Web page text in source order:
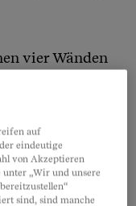
vier Wänden
dem Balkon
Mieter
dass Ihr
auf
eindeutige
von Akzeptieren
„Wir und unsere
sind, sind manche